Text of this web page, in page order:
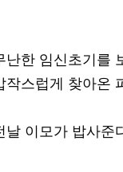
난한 임신초기를
작스럽게 찾아온
날 이모가 밥사준